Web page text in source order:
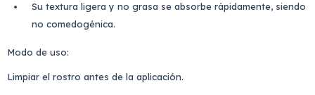
Su textura ligera y no grasa se absorbe rápidamente, siendo
no comedogénica.
Modo de uso:
Limpiar el rostro antes de la aplicación.